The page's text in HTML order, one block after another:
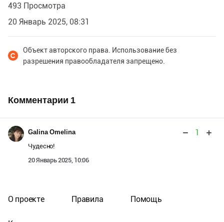
493 Просмотра
20 Январь 2025, 08:31
Объект авторского права. Использование без
разрешения правообладателя запрещено.
Комментарии 1
Galina Omelina 1
Чудесно!
20 Январь 2025, 10:06
О проекте Правила Помощь